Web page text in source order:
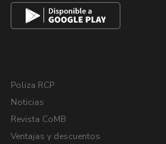
Poliza RCP
Noticias
Revista CoMB
Ventajas y descuentos